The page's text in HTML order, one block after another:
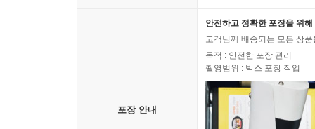
포장 안내
안전하고 정확한 포장을 위
고객님께 배송되는 모든 상
목적 : 안전한 포장 관리
촬영범위 : 박스 포장 작업